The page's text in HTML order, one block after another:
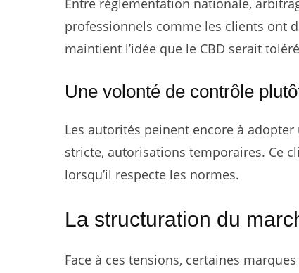
Entre réglementation nationale,
professionnels comme les clients ont
maintient l’idée que le CBD serait
Une volonté de contrôle
Les autorités peinent encore à
stricte, autorisations temporaires. Ce
lorsqu’il respecte les normes.
La structuration du
Face à ces tensions, certaines